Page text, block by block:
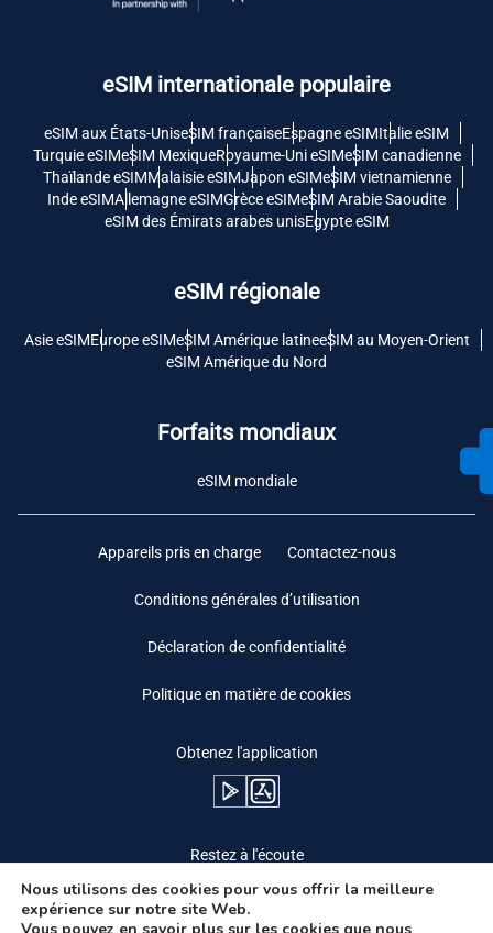
eSIM internationale populaire
eSIM aux États-UniseSIM françaiseEspagne eSIMItalie eSIM
Turquie eSIMeSIM MexiqueRoyaume-Uni eSIMeSIM canadienne
Thaïlande eSIMMalaisie eSIMJapon eSIMeSIM vietnamienne
Inde eSIMAllemagne eSIMGrèce eSIMeSIM Arabie Saoudite
eSIM des Émirats arabes unisEgypte eSIM
eSIM régionale
Asie eSIMEurope eSIMeSIM Amérique latineeSIM au Moyen-Orient
eSIM Amérique du Nord
Forfaits mondiaux
eSIM mondiale
Appareils pris en charge Contactez-nous
Conditions générales d’utilisation
Déclaration de confidentialité
Politique en matière de cookies
Obtenez l'application
Restez à l'écoute
Nous utilisons des cookies pour vous offrir la meilleure
expérience sur notre site Web.